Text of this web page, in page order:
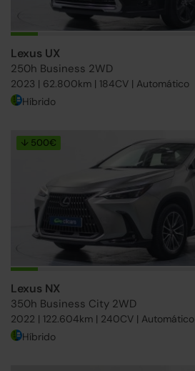
Lexus UX
250h Business 2WD
2023 | 62.800km | 184CV | Automático
Híbrido
↓ 500€
Lexus NX
350h Business City 2WD
2022 | 122.604km | 240CV | Automático
Híbrido